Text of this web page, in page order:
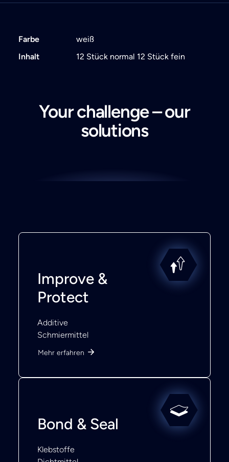
Farbe
weiß
Inhalt
12 Stück normal 12 Stück fein
Your challenge – our
solutions
Improve &
Protect
Additive
Schmiermittel
Mehr erfahren
Bond & Seal
Klebstoffe